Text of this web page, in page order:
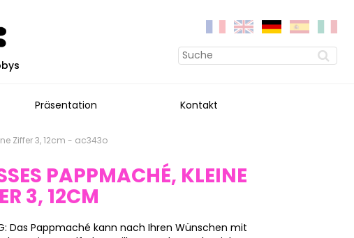
Präsentation Kontakt
Ziffer 3, 12cm - ac343o
PAPPMACHÉ, KLEINE Z
3, 12CM
Das Pappmaché kann nach Ihren Wünschen mit